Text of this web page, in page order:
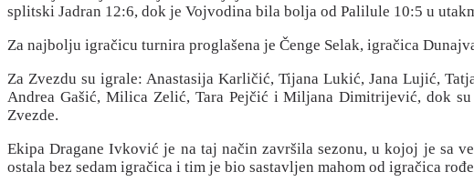
splitski Jadran 12:6, dok je Vojvodina bila bolja od Palilule 10:5 u
Za najbolju igračicu turnira proglašena je Čenge Selak, igračica
Za Zvezdu su igrale: Anastasija Karličić, Tijana Lukić, Jana Lujić,
Andrea Gašić, Milica Zelić, Tara Pejčić i Miljana Dimitrijević, dok
Zvezde.
Ekipa Dragane Ivković je na taj način završila sezonu, u kojoj je sa
ostala bez sedam igračica i tim je bio sastavljen mahom od igračica